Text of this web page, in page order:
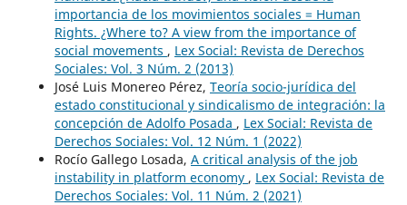
importancia de los movimientos sociales = Human
Rights. ¿Where to? A view from the importance of
social movements , Lex Social: Revista de Derechos
Sociales: Vol. 3 Núm. 2 (2013)
José Luis Monereo Pérez, Teoría socio-jurídica del
estado constitucional y sindicalismo de integración: la
concepción de Adolfo Posada , Lex Social: Revista de
Derechos Sociales: Vol. 12 Núm. 1 (2022)
Rocío Gallego Losada, A critical analysis of the job
instability in platform economy , Lex Social: Revista de
Derechos Sociales: Vol. 11 Núm. 2 (2021)